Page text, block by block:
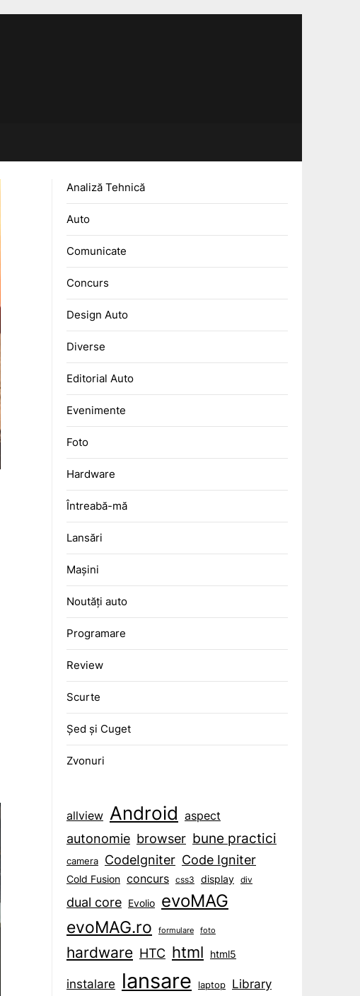
Analiză Tehnică
Auto
Comunicate
Concurs
Design Auto
Diverse
Editorial Auto
Evenimente
Foto
Hardware
Întreabă-mă
Lansări
Mașini
Noutăți auto
Programare
Review
Scurte
Șed și Cuget
Zvonuri
allview Android aspect
autonomie browser bune practici
camera CodeIgniter Code Igniter
Cold Fusion concurs css3 display div
dual core Evolio evoMAG
evoMAG.ro formulare foto
hardware HTC html html5
instalare lansare laptop Library